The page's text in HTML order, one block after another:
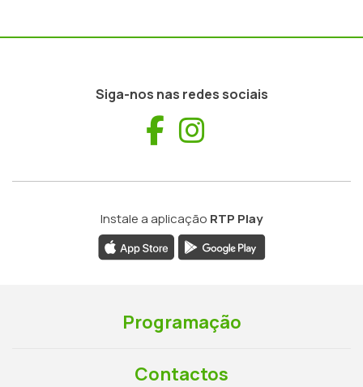
Siga-nos nas redes sociais
Facebook
Instale a aplicação RTP Play
Programação
Contactos